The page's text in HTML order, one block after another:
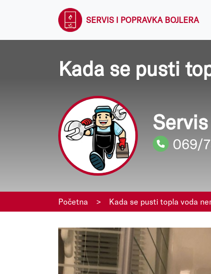
SERVIS I POPRAVKA BOJLERA
Kada se pusti
069/
Početna > Kada se pusti topla voda